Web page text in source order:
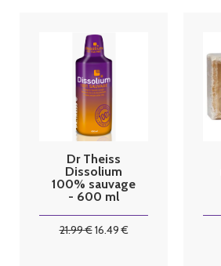
Dr Theiss
Dissolium
100% sauvage
- 600 ml
21.99€16.49€